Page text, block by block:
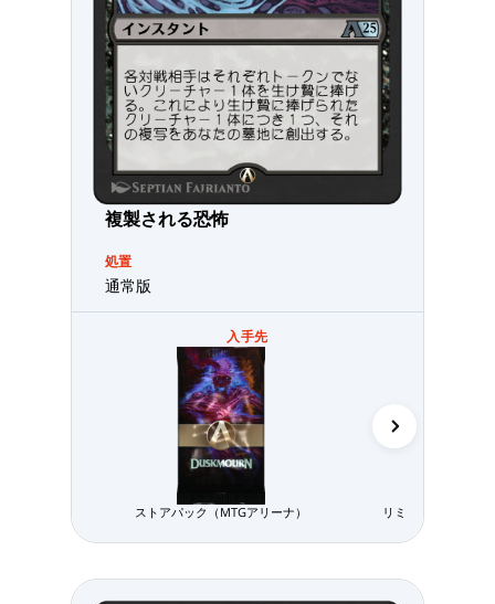
複製される恐怖
処置
通常版
入手先
ストアパック（MTGアリーナ） リミテッド用パッ